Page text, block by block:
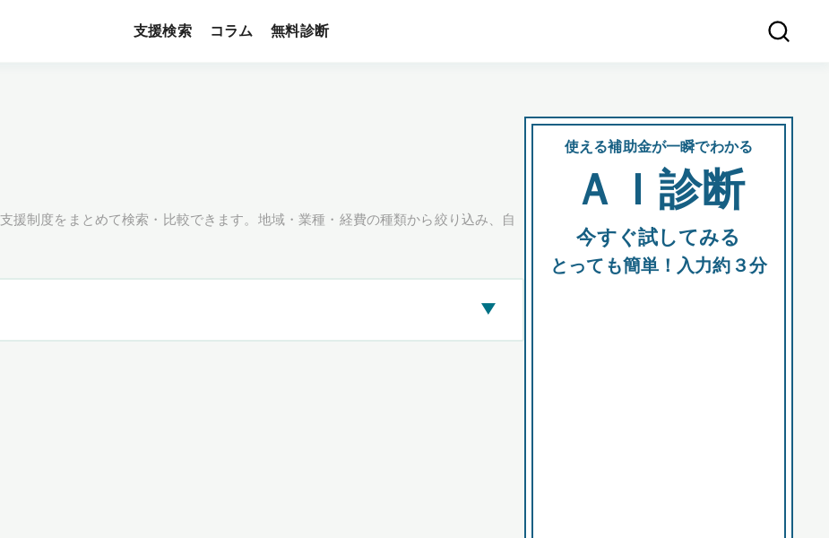
支援検索 コラム 無料診断
援制度をまとめて検索・比較できます。地域・業種・経費の種類から絞り込み、自
▶
使える補助金が一瞬でわかる
ＡＩ診断
今すぐ試してみる
とっても簡単！入力約３分